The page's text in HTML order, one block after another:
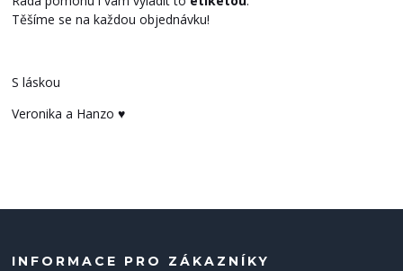
Těšíme se na každou objednávku!
S láskou
Veronika a Hanzo ♥
INFORMACE PRO ZÁKAZNÍKY